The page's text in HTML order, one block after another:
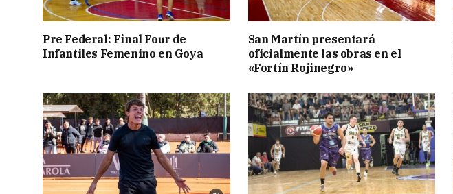
Pre Federal: Final Four de
Infantiles Femenino en Goya
San Martín presentará
oficialmente las obras en el
«Fortín Rojinegro»